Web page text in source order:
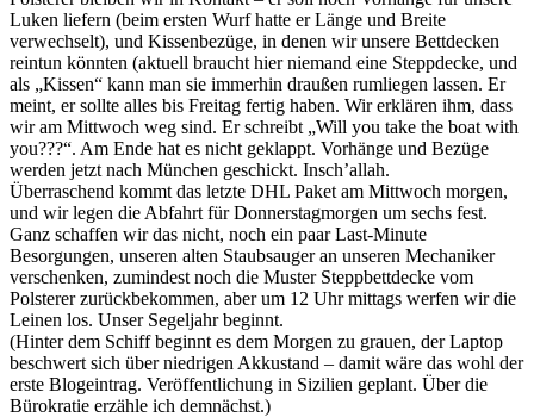
Luken liefern (beim ersten Wurf hatte er Länge und Breite
verwechselt), und Kissenbezüge, in denen wir unsere Bettdecken
reintun könnten (aktuell braucht hier niemand eine Steppdecke, und
als „Kissen“ kann man sie immerhin draußen rumliegen lassen. Er
meint, er sollte alles bis Freitag fertig haben. Wir erklären ihm, dass
wir am Mittwoch weg sind. Er schreibt „Will you take the boat with
you???“. Am Ende hat es nicht geklappt. Vorhänge und Bezüge
werden jetzt nach München geschickt. Insch’allah.
Überraschend kommt das letzte DHL Paket am Mittwoch morgen,
und wir legen die Abfahrt für Donnerstagmorgen um sechs fest.
Ganz schaffen wir das nicht, noch ein paar Last-Minute
Besorgungen, unseren alten Staubsauger an unseren Mechaniker
verschenken, zumindest noch die Muster Steppbettdecke vom
Polsterer zurückbekommen, aber um 12 Uhr mittags werfen wir die
Leinen los. Unser Segeljahr beginnt.
(Hinter dem Schiff beginnt es dem Morgen zu grauen, der Laptop
beschwert sich über niedrigen Akkustand – damit wäre das wohl der
erste Blogeintrag. Veröffentlichung in Sizilien geplant. Über die
Bürokratie erzähle ich demnächst.)